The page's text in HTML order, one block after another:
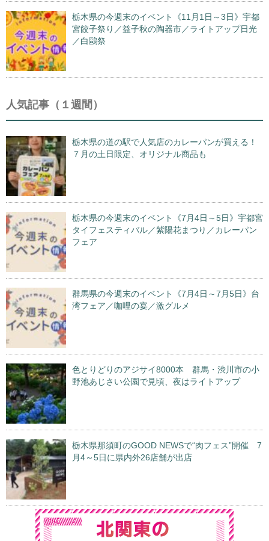
栃木県の今週末のイベント《11月1日～3日》宇都
宮餃子祭り／益子秋の陶器市／ライトアップ日光
／白鷗祭
人気記事（１週間）
栃木県の道の駅で人気店のカレーパンが買える！
７月の土日限定、オリジナル商品も
栃木県の今週末のイベント《7月4日～5日》宇都宮
タイフェスティバル／紫陽花まつり／カレーパン
フェア
群馬県の今週末のイベント《7月4日～7月5日》台
湾フェア／咖哩の宴／激グルメ
色とりどりのアジサイ8000本 群馬・渋川市の小
野池あじさい公園で見頃、夜はライトアップ
栃木県那須町のGOOD NEWSで“肉フェス”開催 7
月4～5日に県内外26店舗が出店